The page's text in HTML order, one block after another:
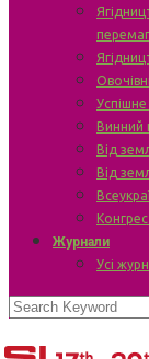
Винний
Від
Від
Журнали
Усі